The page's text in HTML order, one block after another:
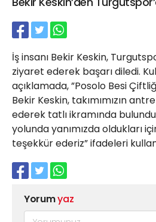
İş insanı Bekir Keskin,
ziyaret ederek başarı diledi.
açıklamada, ”Posolo Besi
Bekir Keskin, takımımızın
ederek tatlı ikramında
yolunda yanımızda oldukları
teşekkür ederiz” ifadeleri
Yorumyaz
21 Gölcük